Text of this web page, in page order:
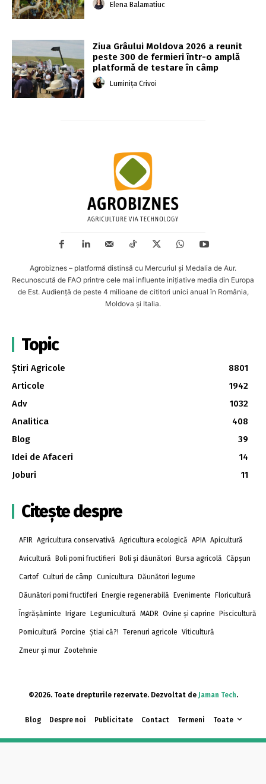
Elena Balamatiuc
Ziua Grâului Moldova 2026 a reunit
peste 300 de fermieri într-o amplă
platformă de testare în câmp
Luminița Crivoi
Agrobiznes – platformă distinsă cu Mercuriul și Medalia de Aur.
Recunoscută de FAO printre cele mai influente inițiative media din Europa
de Est. Audiență de peste 4 milioane de cititori unici anual în România,
Moldova și Italia.
Topic
Știri Agricole
8801
Articole
1942
Adv
1032
Analitica
408
Blog
39
Idei de Afaceri
14
Joburi
11
Citește despre
AFIR Agricultura conservativă Agricultura ecologică APIA Apicultură
Avicultură Boli pomi fructifieri Boli și dăunători Bursa agricolă Căpșun
Cartof Culturi de câmp Cunicultura Dăunători legume
Dăunători pomi fructiferi Energie regenerabilă Evenimente Floricultură
Îngrășăminte Irigare Legumicultură MADR Ovine și caprine Piscicultură
Pomicultură Porcine Știai că?! Terenuri agricole Viticultură
Zmeur și mur Zootehnie
©2026. Toate drepturile rezervate. Dezvoltat de Jaman Tech.
Blog Despre noi Publicitate Contact Termeni Toate